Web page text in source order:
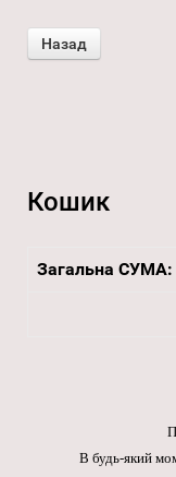
Кошик
Загальна СУМА:
В будь-який